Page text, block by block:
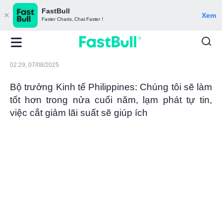
FastBull
Faster Charts, Chat Faster！ Xem
02:29, 07/08/2025
Bộ trưởng Kinh tế Philippines: Chúng tôi sẽ làm
tốt hơn trong nửa cuối năm, lạm phát tự tin,
việc cắt giảm lãi suất sẽ giúp ích